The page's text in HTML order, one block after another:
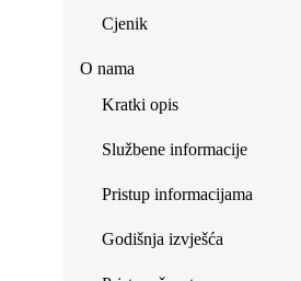
Cjenik
O nama
Kratki opis
Službene informacije
Pristup informacijama
Godišnja izvješća